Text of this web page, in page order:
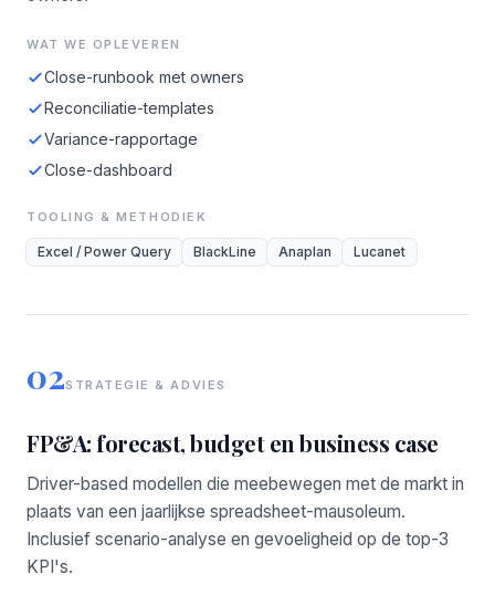
WAT WE OPLEVEREN
Close-runbook met owners
Reconciliatie-templates
Variance-rapportage
Close-dashboard
TOOLING & METHODIEK
Excel / Power Query BlackLine Anaplan Lucanet
02STRATEGIE & ADVIES
FP&A: forecast, budget en business case
Driver-based modellen die meebewegen met de markt in
plaats van een jaarlijkse spreadsheet-mausoleum.
Inclusief scenario-analyse en gevoeligheid op de top-3
KPI's.